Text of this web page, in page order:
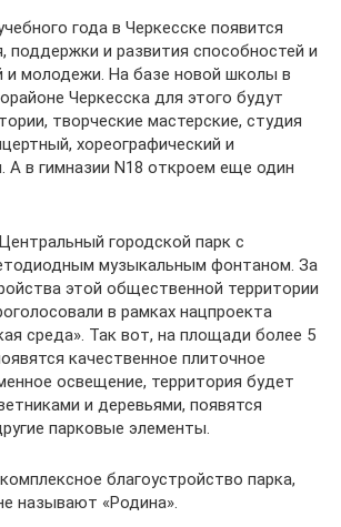
года в Черкесске появится
поддержки и развития способностей и
и молодежи. На базе новой школы в
Черкесска для этого будут
творческие мастерские, студия
хореографический и
А в гимназии N18 откроем еще один
городской парк с
музыкальным фонтаном. За
этой общественной территории
в рамках нацпроекта
среда». Так вот, на площади более 5
качественное плиточное
освещение, территория будет
и деревьями, появятся
парковые элементы.
благоустройство парка,
называют «Родина».